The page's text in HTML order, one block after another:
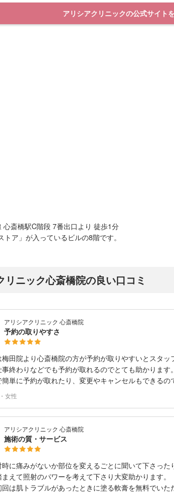
アリシアクリニックの公式サイト
心斎橋駅C階段 7番出口より 徒歩1分
トア」が⼊っているビルの8階です。
リニック心斎橋院の良い口コミ
アリシアクリニック 心斎橋院
予約の取りやすさ
田院より心斎橋院の方が予約が取りやすいとスタッ
終わりなどでも予約が取れるのでとても助かります。
単に予約が取れたり、変更やキャンセルもできるの
女性
アリシアクリニック 心斎橋院
施術の質・サービス
に痛みがないか部位を変えるごとに聞いて下さっ
えて照射のパワーを考えて下さり大変助かります。
回は肌トラブルがあったときに塗る軟膏を無料でいた